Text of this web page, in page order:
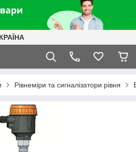
Рівнеміри та сигналізатори рівня